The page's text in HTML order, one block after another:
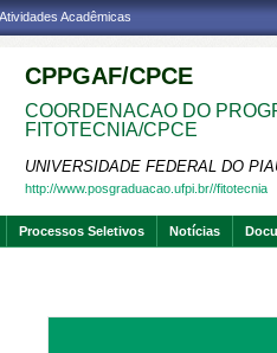
Acadêmicas
CPPGAF/CPCE
COORDENACAO DO
FITOTECNIA/CPCE
UNIVERSIDADE FEDERAL DO
http://www.posgraduacao.ufpi.br//fitotecnia
Processos Seletivos Notícias